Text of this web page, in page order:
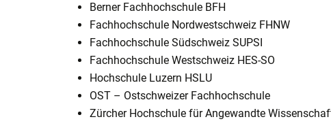
Berner Fachhochschule BFH
Fachhochschule Nordwestschweiz FHNW
Fachhochschule Südschweiz SUPSI
Fachhochschule Westschweiz HES-SO
Hochschule Luzern HSLU
OST – Ostschweizer Fachhochschule
Zürcher Hochschule für Angewandte